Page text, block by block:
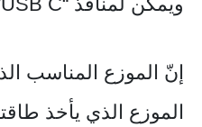
إنّ الموزع المناسب
الموزع الذي يأخذ